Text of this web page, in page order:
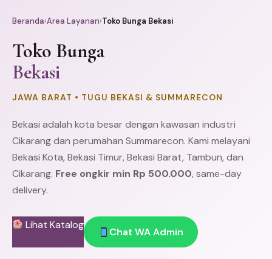
Beranda›Area Layanan›Toko Bunga Bekasi
Toko Bunga
Bekasi
JAWA BARAT • TUGU BEKASI & SUMMARECON
Bekasi adalah kota besar dengan kawasan industri
Cikarangdan perumahan Summarecon. Kami melayani
Bekasi Kota, Bekasi Timur, Bekasi Barat, Tambun, dan
Cikarang. Free ongkir min Rp 500.000, same-day
delivery.
Lihat Katalog
Chat WA Admin